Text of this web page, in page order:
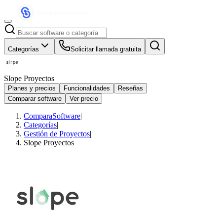
Categorías Solicitar llamada gratuita
Slope Proyectos
Planes y precios Funcionalidades
Reseñas
Comparar software
Ver precio
ComparaSoftware|
Categorías|
Gestión de Proyectos|
Slope Proyectos